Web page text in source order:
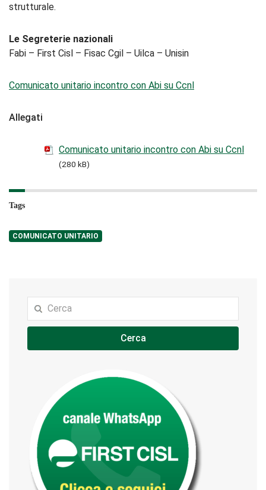
strutturale.
Le Segreterie nazionali
Fabi – First Cisl – Fisac Cgil – Uilca – Unisin
Comunicato unitario incontro con Abi su Ccnl
Allegati
Comunicato unitario incontro con Abi su Ccnl
(280 kB)
Tags
COMUNICATO UNITARIO
Cerca